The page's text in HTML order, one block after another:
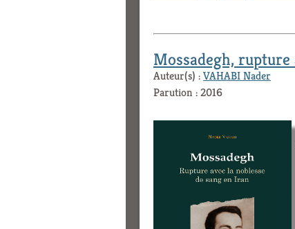
Mossadegh, rupture
Auteur(s) :VAHABI Nader
Parution : 2016